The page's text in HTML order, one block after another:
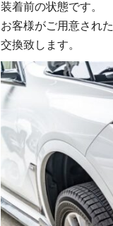
装着前の状態です。
お客様がご用意され
交換致します。